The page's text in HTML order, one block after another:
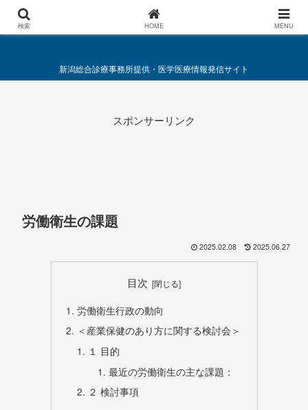
総合診療・救急医療施策要綱
新潟総合診療事務所提供・医学医療情報発信サイト
スポンサーリンク
労働衛生の課題
2025.02.08 2025.06.27
目次
労働衛生行政の動向
＜産業保健のあり方に関する検討会＞
１ 目的
最近の労働衛生の主な課題：
２ 検討事項
検索 HOME MENU